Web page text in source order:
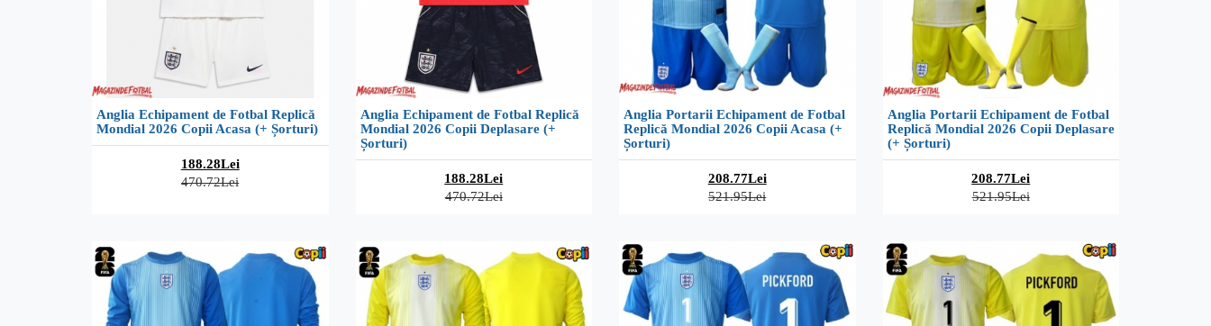
Anglia Echipament de Fotbal Replică
Mondial 2026 Copii Acasa (+ Șorturi)
188.28Lei
470.72Lei
Anglia Echipament de Fotbal Replică
Mondial 2026 Copii Deplasare (+
Șorturi)
188.28Lei
470.72Lei
Anglia Portarii Echipament de Fotbal
Replică Mondial 2026 Copii Acasa (+
Șorturi)
208.77Lei
521.95Lei
Anglia Portarii Echipament de Fotbal
Replică Mondial 2026 Copii Deplasare
(+ Șorturi)
208.77Lei
521.95Lei